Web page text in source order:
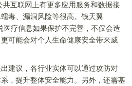
互联网上有更多应用服务和数据接
毒、漏洞风险等很高。钱天翼
医疗信息如果保护不完善，不仅会造
可能会对个人生命健康安全带来威
议，各行业实体可以通过攻防对
，提升整体安全能力。另外，还需基